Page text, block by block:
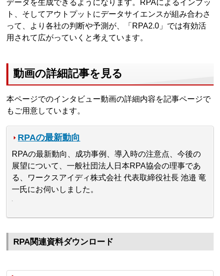
データを生成できるようになります。RPAによるインプッ
ト、そしてアウトプットにデータサイエンスが組み合わさ
って、より各社の判断や予測が、「RPA2.0」では有効活
用されて広がっていくと考えています。
動画の詳細記事を見る
本ページでのインタビュー動画の詳細内容を記事ページで
もご用意しています。
RPAの最新動向
RPAの最新動向、成功事例、導入時の注意点、今後の
展望について、一般社団法人日本RPA協会の理事であ
る、ワークスアイディ株式会社 代表取締役社長 池邉 竜
一氏にお伺いしました。
RPA関連資料ダウンロード